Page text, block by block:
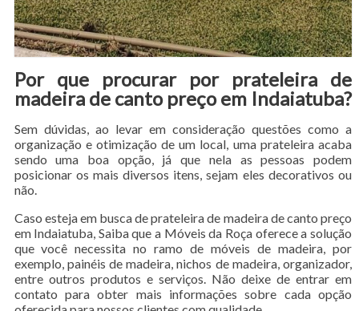
Por que procurar por prateleira de
madeira de canto preço em Indaiatuba?
Sem dúvidas, ao levar em consideração questões como a
organização e otimização de um local, uma prateleira acaba
sendo uma boa opção, já que nela as pessoas podem
posicionar os mais diversos itens, sejam eles decorativos ou
não.
Caso esteja em busca de prateleira de madeira de canto preço
em Indaiatuba, Saiba que a Móveis da Roça oferece a solução
que você necessita no ramo de móveis de madeira, por
exemplo, painéis de madeira, nichos de madeira, organizador,
entre outros produtos e serviços. Não deixe de entrar em
contato para obter mais informações sobre cada opção